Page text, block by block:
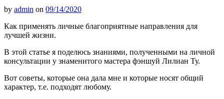
by admin on 09/14/2020
Как применять личные благоприятные направления для
лучшей жизни.
В этой статье я поделюсь знаниями, полученными на личной
консультации у знаменитого мастера фэншуй Лилиан Ту.
Вот советы, которые она дала мне и которые носят общий
характер, т.е. подходят любому.